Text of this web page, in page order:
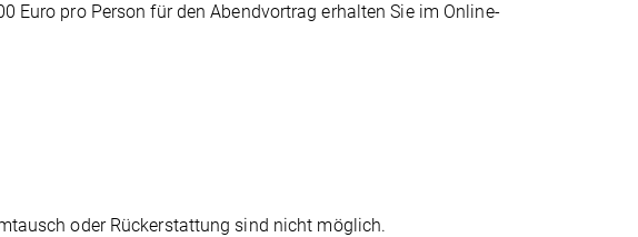
Euro pro Person für den Abendvortrag erhalten Sie im Online-
oder Rückerstattung sind nicht möglich.